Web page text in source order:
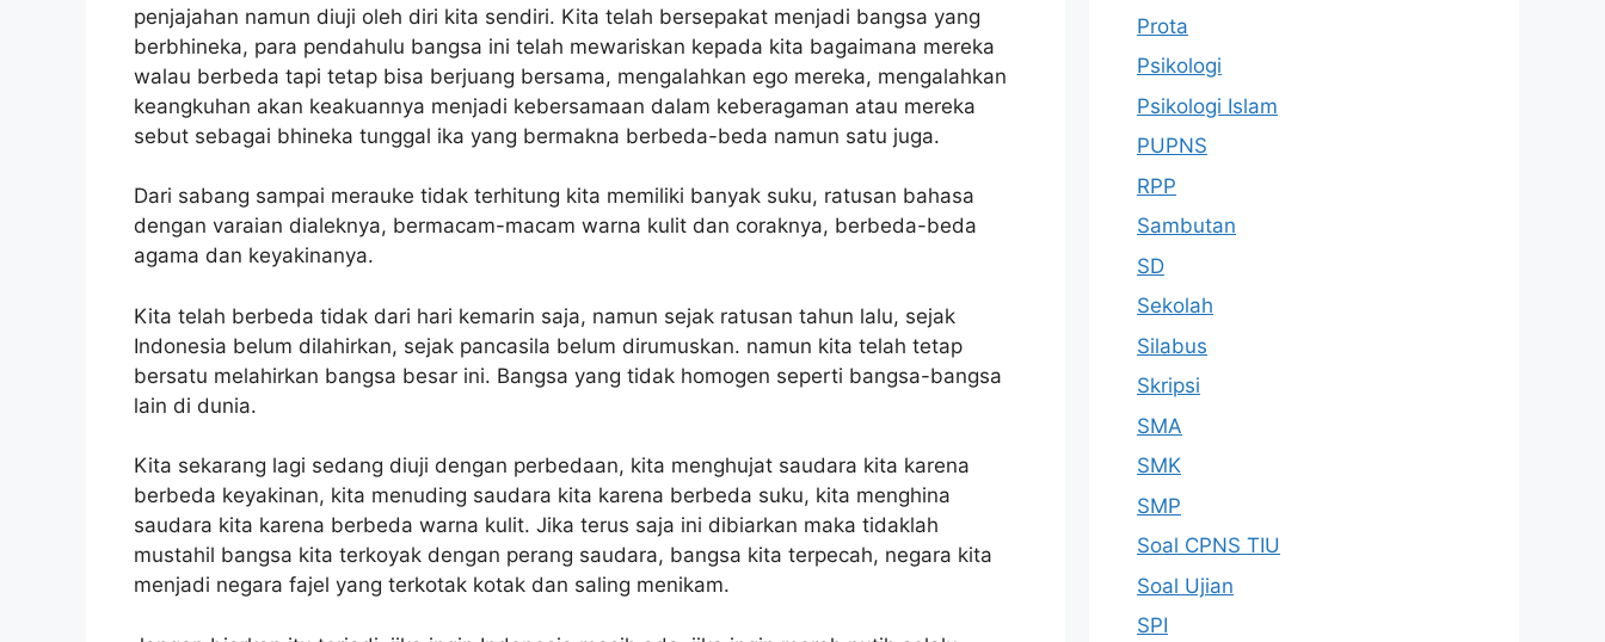
penjajahan namun diuji oleh diri kita sendiri. Kita telah bersepakat menjadi bangsa yang
berbhineka, para pendahulu bangsa ini telah mewariskan kepada kita bagaimana mereka
walau berbeda tapi tetap bisa berjuang bersama, mengalahkan ego mereka, mengalahkan
keangkuhan akan keakuannya menjadi kebersamaan dalam keberagaman atau mereka
sebut sebagai bhineka tunggal ika yang bermakna berbeda-beda namun satu juga.
Dari sabang sampai merauke tidak terhitung kita memiliki banyak suku, ratusan bahasa
dengan varaian dialeknya, bermacam-macam warna kulit dan coraknya, berbeda-beda
agama dan keyakinanya.
Kita telah berbeda tidak dari hari kemarin saja, namun sejak ratusan tahun lalu, sejak
Indonesia belum dilahirkan, sejak pancasila belum dirumuskan. namun kita telah tetap
bersatu melahirkan bangsa besar ini. Bangsa yang tidak homogen seperti bangsa-bangsa
lain di dunia.
Kita sekarang lagi sedang diuji dengan perbedaan, kita menghujat saudara kita karena
berbeda keyakinan, kita menuding saudara kita karena berbeda suku, kita menghina
saudara kita karena berbeda warna kulit. Jika terus saja ini dibiarkan maka tidaklah
mustahil bangsa kita terkoyak dengan perang saudara, bangsa kita terpecah, negara kita
menjadi negara fajel yang terkotak kotak dan saling menikam.
Prota
Psikologi
Psikologi Islam
PUPNS
RPP
Sambutan
SD
Sekolah
Silabus
Skripsi
SMA
SMK
SMP
Soal CPNS TIU
Soal Ujian
SPI